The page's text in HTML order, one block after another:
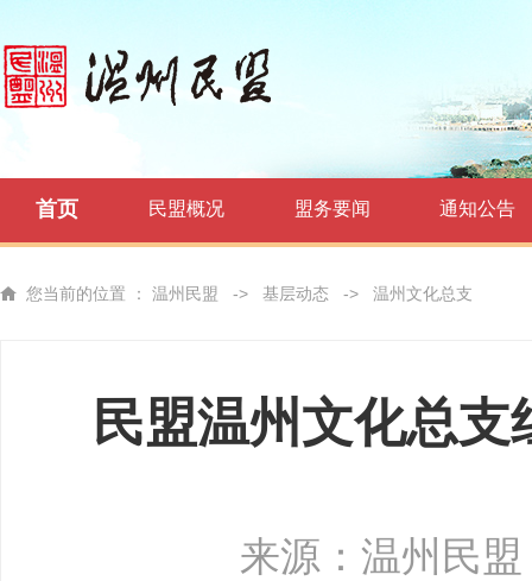
首页 民盟概况 盟务要闻 通知公告
您当前的位置 ： 温州民盟 -> 基层动态 -> 温州文化总支
民盟温州文化总
来源：温州民盟